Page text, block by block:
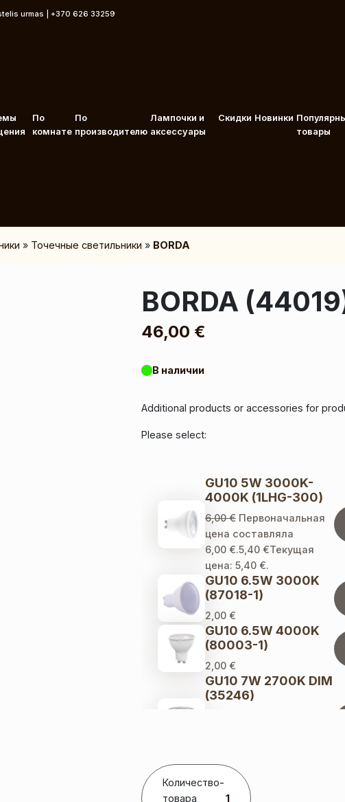
urmas | +370 626 33259
По
комнате
По
производителю
Лампочки и
аксессуары
Скидки Новинки
товары
» Точечные светильники » BORDA
BORDA
46,00 €
В наличии
Additional products or accessories for
Please select:
GU10 5W 3000K-
4000K (1LHG-300)
6,00€ Первоначальная
цена составляла
6,00 €.5,40 €Текущая
цена: 5,40 €.
GU10 6.5W 3000K
(87018-1)
2,00 €
GU10 6.5W 4000K
(80003-1)
2,00 €
GU10 7W 2700K DIM
(35246)
цена: 6,00 €.
GU10 7W 3000K
(291778)
Количество
товара
-